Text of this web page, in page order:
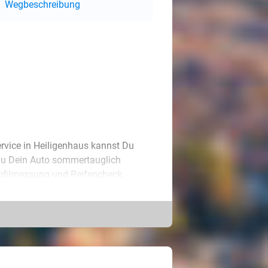
Wegbeschreibung
in Heiligenhaus kannst Du
Dein Auto sommertauglich
und Reifencheck,
Fahrzeug-Inspektion
sowie anschließendem